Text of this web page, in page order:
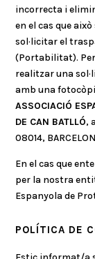
incorrecta i
en el cas que
sol·licitar el
(Portabilitat). Per
realitzar una
amb una
ASSOCIACIÓ
DE CAN BATLLÓ,
08014,
En el cas que
per la nostra
Espanyola de
POLÍTICA DE